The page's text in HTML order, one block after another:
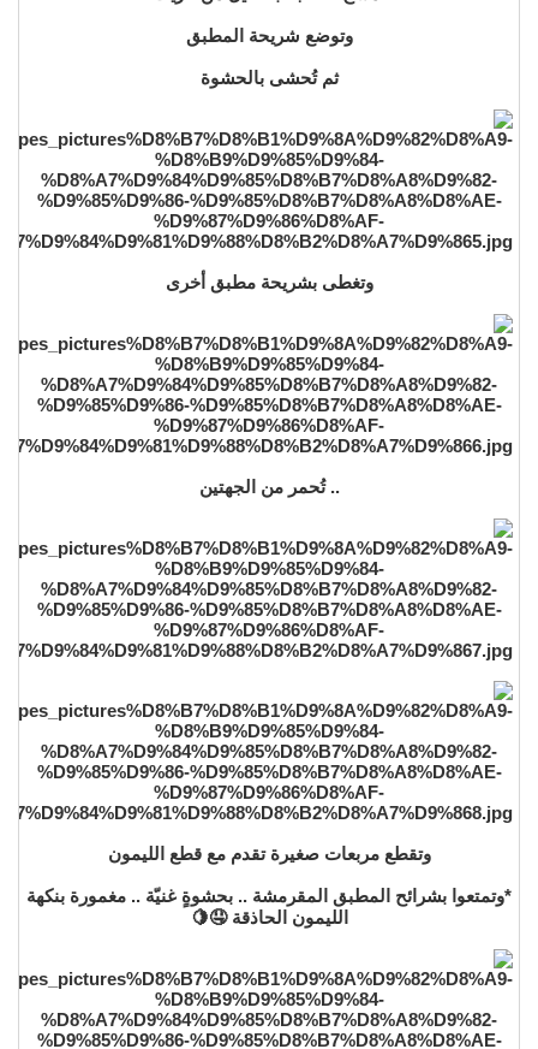
وتوضع شريحة المطبق
ثم تُحشى بالحشوة
وتغطى بشريحة مطبق أخرى
.. تُحمر من الجهتين
وتقطع مربعات صغيرة تقدم مع قطع الليمون
*وتمتعوا بشرائح المطبق المقرمشة .. بحشوةٍ غنيّة .. مغمورة بنكهة
الليمون الحاذقة 🤤🍋